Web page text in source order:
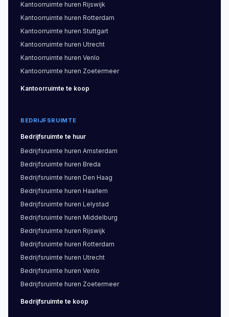
Kantoorruimte huren Rijswijk
Kantoorruimte huren Rotterdam
Kantoorruimte huren Stuttgart
Kantoorruimte huren Utrecht
Kantoorruimte huren Venlo
Kantoorruimte huren Zoetermeer
Kantoorruimte te koop
BEDRIJFSRUIMTE
Bedrijfsruimte te huur
Bedrijfsruimte huren Amsterdam
Bedrijfsruimte huren Breda
Bedrijfsruimte huren Den Haag
Bedrijfsruimte huren Haarlem
Bedrijfsruimte huren Lelystad
Bedrijfsruimte huren Middelburg
Bedrijfsruimte huren Rijswijk
Bedrijfsruimte huren Rotterdam
Bedrijfsruimte huren Utrecht
Bedrijfsruimte huren Venlo
Bedrijfsruimte huren Zoetermeer
Bedrijfsruimte te koop